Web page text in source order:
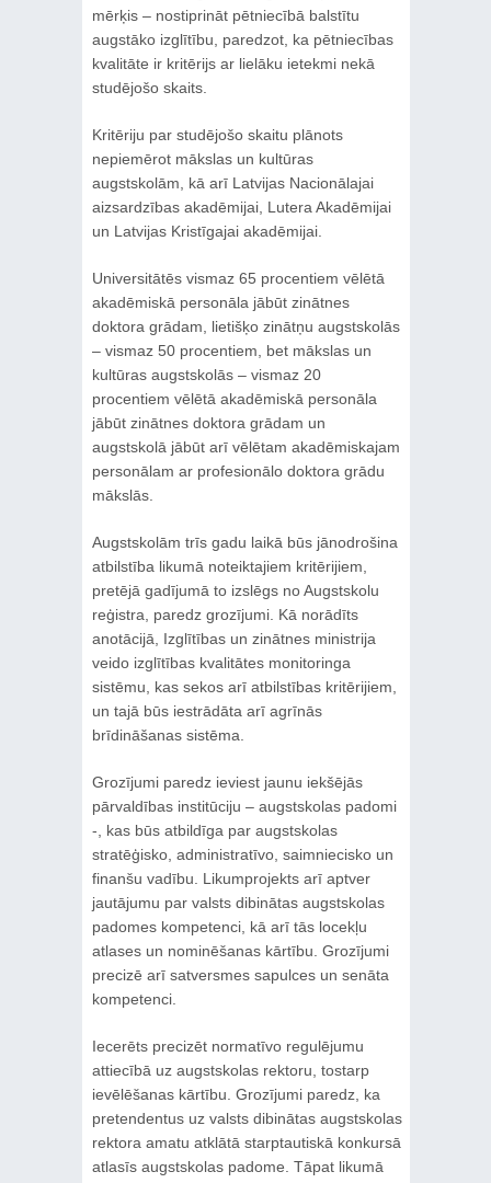
mērķis – nostiprināt pētniecībā balstītu
augstāko izglītību, paredzot, ka pētniecības
kvalitāte ir kritērijs ar lielāku ietekmi nekā
studējošo skaits.
Kritēriju par studējošo skaitu plānots
nepiemērot mākslas un kultūras
augstskolām, kā arī Latvijas Nacionālajai
aizsardzības akadēmijai, Lutera Akadēmijai
un Latvijas Kristīgajai akadēmijai.
Universitātēs vismaz 65 procentiem vēlētā
akadēmiskā personāla jābūt zinātnes
doktora grādam, lietišķo zinātņu augstskolās
– vismaz 50 procentiem, bet mākslas un
kultūras augstskolās – vismaz 20
procentiem vēlētā akadēmiskā personāla
jābūt zinātnes doktora grādam un
augstskolā jābūt arī vēlētam akadēmiskajam
personālam ar profesionālo doktora grādu
mākslās.
Augstskolām trīs gadu laikā būs jānodrošina
atbilstība likumā noteiktajiem kritērijiem,
pretējā gadījumā to izslēgs no Augstskolu
reģistra, paredz grozījumi. Kā norādīts
anotācijā, Izglītības un zinātnes ministrija
veido izglītības kvalitātes monitoringa
sistēmu, kas sekos arī atbilstības kritērijiem,
un tajā būs iestrādāta arī agrīnās
brīdināšanas sistēma.
Grozījumi paredz ieviest jaunu iekšējās
pārvaldības institūciju – augstskolas padomi
-, kas būs atbildīga par augstskolas
stratēģisko, administratīvo, saimniecisko un
finanšu vadību. Likumprojekts arī aptver
jautājumu par valsts dibinātas augstskolas
padomes kompetenci, kā arī tās locekļu
atlases un nominēšanas kārtību. Grozījumi
precizē arī satversmes sapulces un senāta
kompetenci.
Iecerēts precizēt normatīvo regulējumu
attiecībā uz augstskolas rektoru, tostarp
ievēlēšanas kārtību. Grozījumi paredz, ka
pretendentus uz valsts dibinātas augstskolas
rektora amatu atklātā starptautiskā konkursā
atlasīs augstskolas padome. Tāpat likumā